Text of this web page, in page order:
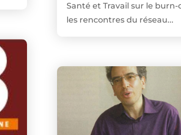
Santé et Travail sur le burn-
les rencontres du réseau...